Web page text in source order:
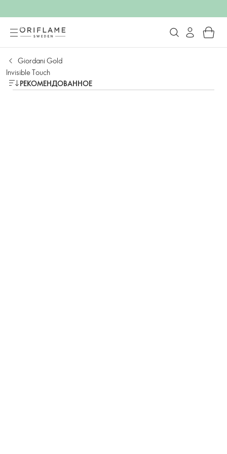
Giordani Gold
Invisible Touch
РЕКОМЕНДОВАННОЕ